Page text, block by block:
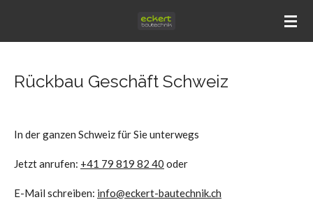
Rückbau Geschäft Schweiz
In der ganzen Schweiz für Sie unterwegs
Jetzt anrufen: +41 79 819 82 40 oder
E-Mail schreiben: info@eckert-bautechnik.ch